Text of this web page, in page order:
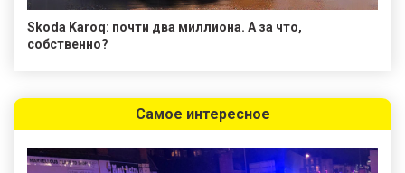
Skoda Karoq: почти два миллиона. А за что,
собственно?
Самое интересное